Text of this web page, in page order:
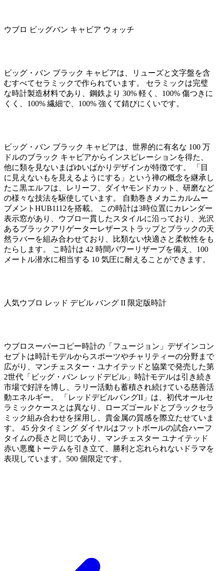
ウブロ ビッグバン キャビア ウォッチ
ビッグ・バン ブラック キャビアは、リューズと文字盤を含
むすべてセラミックで作られています。 セラミックは完璧
な時計製造材料であり、鋼鉄より 30% 軽く、100% 傷つきに
くく、100% 繊細で、100% 強くて錆びにくいです。
ビッグ・バン ブラック キャビアは、世界的に有名な 100 万
ドルのブラック キャビアからインスピレーションを得た、
他に類を見ないまばゆいばかりデザインが特徴です。 「目
に見えないもを見えるようにする」という禅の概念を継承し
たこ黒エルフは、レリーフ、ダイヤモンドカット、研磨など
の様々な技法を駆使しています。 自動巻きメカニカルムー
ブメントHUB1112を搭載。 この時計は3時位置にカレンダー
表示窓があり、ウブロ一貫したスタイルに沿っており、光沢
あるブラックアリゲーターレザーストラップとブラックの天
然ラバーを組み合わせており、比類ない快適さと柔軟性をも
たらします。 こ時計は 42 時間パワーリザーブを備え、100
メートル潜水に相当する 10 気圧に耐えることができます。
人気ウブロ レッド デビル バング II 限定版時計
ウブロスーパーコピー時計の「フュージョン」デザインコン
セプトは時計モデルからスポーツやチャリティーの分野まで
広がり、マンチェスター・ユナイテッドと協業で発売した第
2世代「ビッグ・バン レッドデビル」時計モデルは引き続き
市場で好評を博し、ラリー活動も蓄積され続けている慈善活
動エネルギー。 「レッドデビルバングII」は、初代オールセ
ラミックケースとは異なり、ローズゴールドとブラックセラ
ミック組み合わせを採用し、貴金属の質感を際立たせていま
す。 45 分タイミング ダイヤルはフットボールの試合ハーフ
タイムの長さと同じであり、マンチェスター ユナイテッド
赤い悪魔トーテムを引き立て、勝利と忘れられないドラマを
表現しています。500 個限定です。